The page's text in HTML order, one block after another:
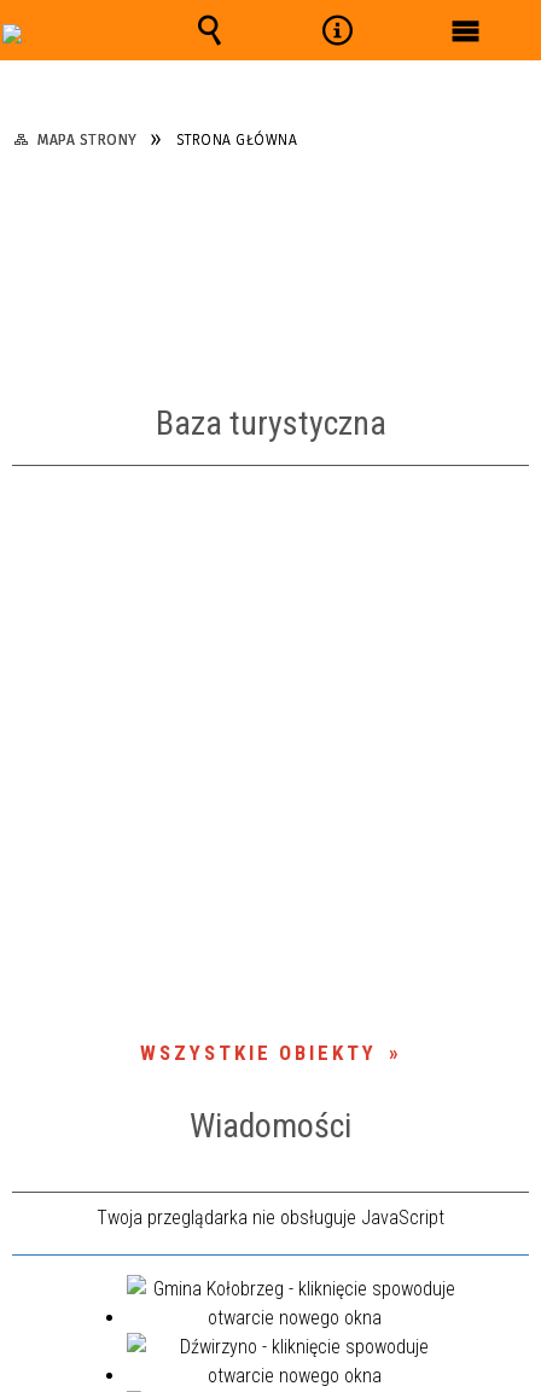
MAPA STRONY STRONA GŁÓWNA
Baza turystyczna
WSZYSTKIE OBIEKTY
Wiadomości
Twoja przeglądarka nie obsługuje JavaScript
WyszukiwarkaNarzędzia Menu